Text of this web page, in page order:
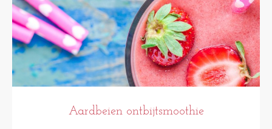
Aardbeien ontbijtsmoothie